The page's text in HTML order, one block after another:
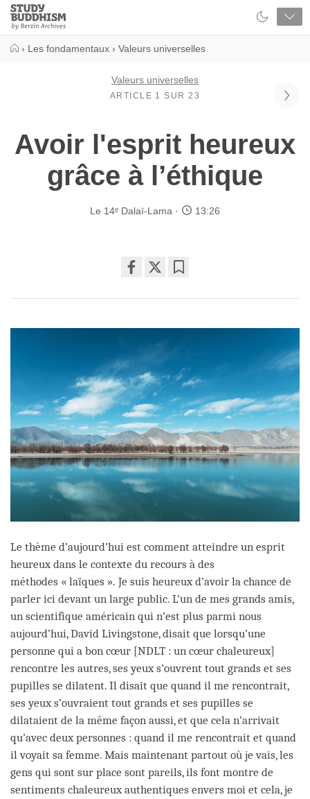
Close
Study
Buddhism
› Les fondamentaux › Valeurs universelles
Valeurs universelles
ARTICLE 1 SUR 23
Avoir l'esprit heureux
grâce à l’éthique
Le 14ᵉ Dalaï-Lama 13:26
on
Le thème d’aujourd’hui est comment atteindre un esprit
heureux dans le contexte du recours à des
méthodes « laïques ». Je suis heureux d’avoir la chance de
parler ici devant un large public. L’un de mes grands amis,
un scientifique américain qui n’est plus parmi nous
aujourd’hui, David Livingstone, disait que lorsqu’une
personne qui a bon cœur [NDLT : un cœur chaleureux]
rencontre les autres, ses yeux s’ouvrent tout grands et ses
pupilles se dilatent. Il disait que quand il me rencontrait,
ses yeux s’ouvraient tout grands et ses pupilles se
dilataient de la même façon aussi, et que cela n’arrivait
qu’avec deux personnes : quand il me rencontrait et quand
il voyait sa femme. Mais maintenant partout où je vais, les
gens qui sont sur place sont pareils, ils font montre de
sentiments chaleureux authentiques envers moi et cela, je